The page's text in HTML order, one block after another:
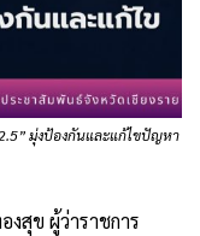
มุ่งป้องกันและแก้ไขปัญหา
สุข ผู้ว่าราชการ